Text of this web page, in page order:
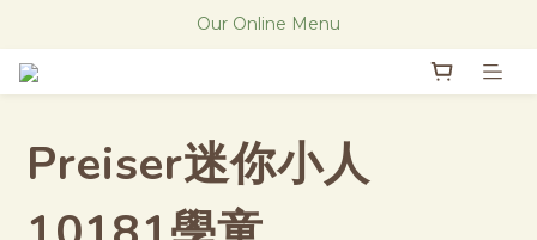
The new Research Notes
Our Online Menu
Preiser迷你小人